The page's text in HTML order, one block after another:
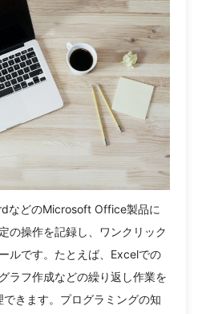
などのMicrosoft Office製品に
の操作を記録し、ワンクリック
ルです。たとえば、Excelでの
ラフ作成などの繰り返し作業を
きます。プログラミングの知